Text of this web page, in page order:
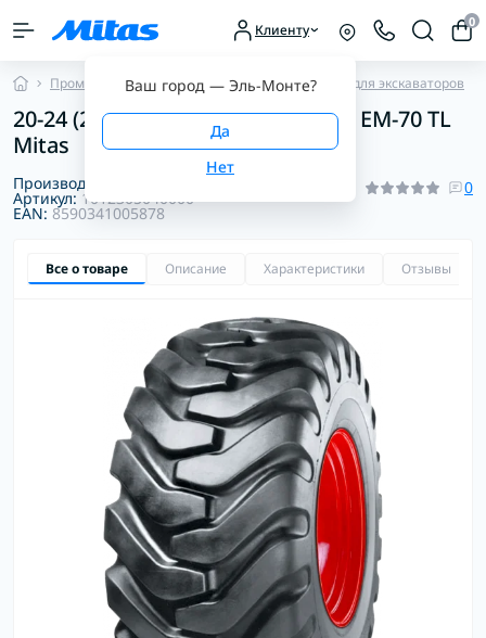
Клиенту
Ваш город — Эль-Монте?
0
Промышленные шины Диагональные шины для экскаваторов
20-24 (22/70-24) 12PR 173A2/158B EM-70 TL
Mitas
Производитель:
Артикул:1012305040000
EAN: 8590341005878
0
Все о товаре Описание Характеристики Отзывы